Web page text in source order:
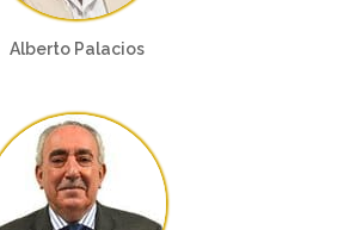
Alberto Palacios